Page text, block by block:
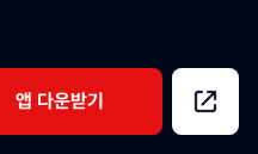
앱 다운받기